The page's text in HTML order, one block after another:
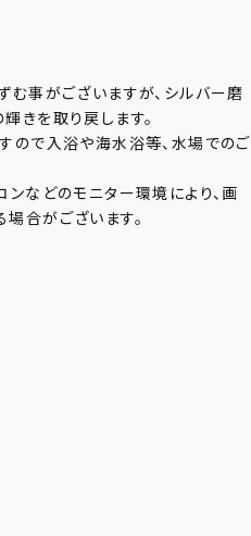
む事がございますが、シルバー磨
きを取り戻します。
ので入浴や海水浴等、水場でのご
などのモニター環境により、画
合がございます。